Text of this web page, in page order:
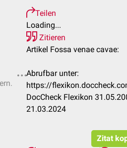
Teilen
Loading...
Zitieren
Artikel Fossa venae cavae:
Abrufbar unter:
https://
DocCheck Flexikon
21.03.2024
Zitat